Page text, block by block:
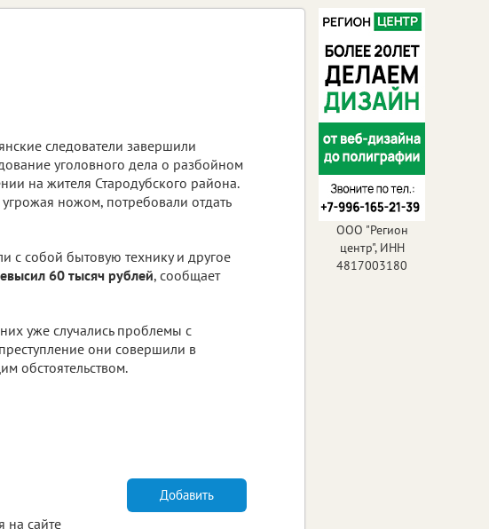
следователи завершили
уголовного дела о разбойном
на жителя Стародубского района.
ножом, потребовали отдать
с собой бытовую технику и другое
60 тысяч рублей, сообщает
уже случались проблемы с
они совершили в
обстоятельством.
на сайте
Добавить
ООО "Регион
центр", ИНН
4817003180